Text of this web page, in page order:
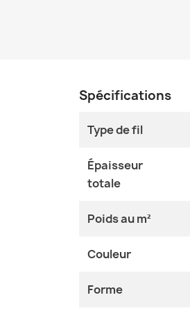
Spécifications
Type de fil
Épaisseur
totale
Poids au m²
Couleur
Forme